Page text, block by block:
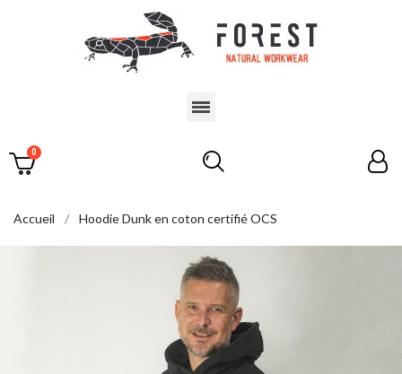
Accueil Hoodie Dunk en coton certifié OCS